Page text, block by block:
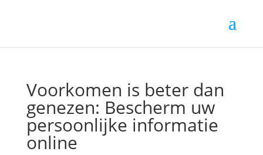
Voorkomen is beter dan
genezen: Bescherm uw
persoonlijke informatie
online